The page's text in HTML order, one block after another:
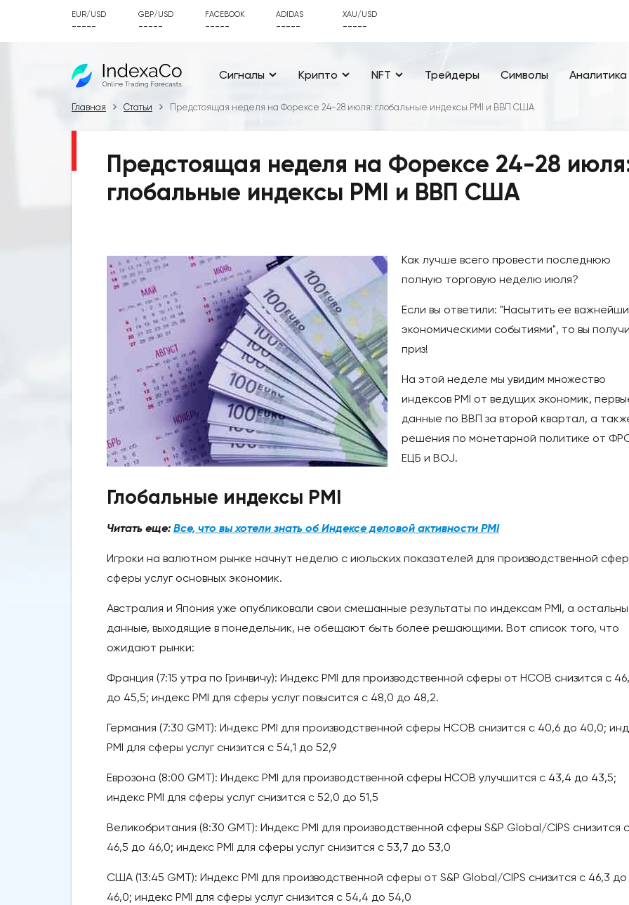
EUR/USD
-----
GBP/USD
-----
FACEBOOK
-----
ADIDAS
-----
XAU/USD
-----
Сигналы Крипто NFT Трейдеры Символы Аналитика
Главная Статьи Предстоящая неделя на Форексе 24-28 июля: глобальные индексы PMI и ВВП США
Предстоящая неделя на Форексе 24-28
глобальные индексы PMI и ВВП США
Как лучше всего провести последнюю
полную торговую неделю июля?
Если вы ответили: "Насытить ее
экономическими событиями", то вы
приз!
На этой неделе мы увидим множество
индексов PMI от ведущих экономик,
данные по ВВП за второй квартал, а
решения по монетарной политике от
ЕЦБ и BOJ.
Глобальные индексы PMI
Читать еще: Все, что вы хотели знать об Индексе деловой активности PMI
Игроки на валютном рынке начнут неделю с июльских показателей для производственной
сферы услуг основных экономик.
Австралия и Япония уже опубликовали свои смешанные результаты по индексам PMI, а
данные, выходящие в понедельник, не обещают быть более решающими. Вот список того, что
ожидают рынки:
Франция (7:15 утра по Гринвичу): Индекс PMI для производственной сферы от HCOB снизится с
до 45,5; индекс PMI для сферы услуг повысится с 48,0 до 48,2.
Германия (7:30 GMT): Индекс PMI для производственной сферы HCOB снизится с 40,6 до 40,0;
PMI для сферы услуг снизится с 54,1 до 52,9
Еврозона (8:00 GMT): Индекс PMI для производственной сферы HCOB улучшится с 43,4 до 43,5;
индекс PMI для сферы услуг снизится с 52,0 до 51,5
Великобритания (8:30 GMT): Индекс PMI для производственной сферы S&P Global/CIPS снизится с
46,5 до 46,0; индекс PMI для сферы услуг снизится с 53,7 до 53,0
США (13:45 GMT): Индекс PMI для производственной сферы от S&P Global/CIPS снизится с 46,3 до
46,0; индекс PMI для сферы услуг снизится с 54,4 до 54,0